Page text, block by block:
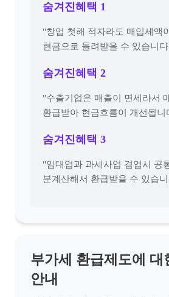
숨겨진혜택 1
"창업 첫해 적자라도 매입세액
현금으로 돌려받을 수 있습니
숨겨진혜택 2
"수출기업은 매출이 면세라서
환급받아 현금흐름이 개선됩니
숨겨진혜택 3
"임대업과 과세사업 겸업시 공
분계산해서 환급받을 수 있습
부가세 환급제도에 대
안내